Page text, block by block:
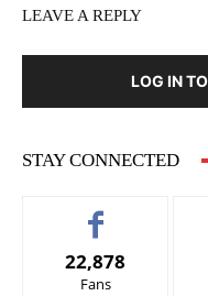
LEAVE A REPLY
LOG IN
STAY CONNECTED
22,878
Fans